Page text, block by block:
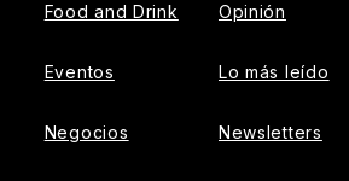
Food and Drink
Eventos
Negocios
Opinión
Lo más leído
Newsletters